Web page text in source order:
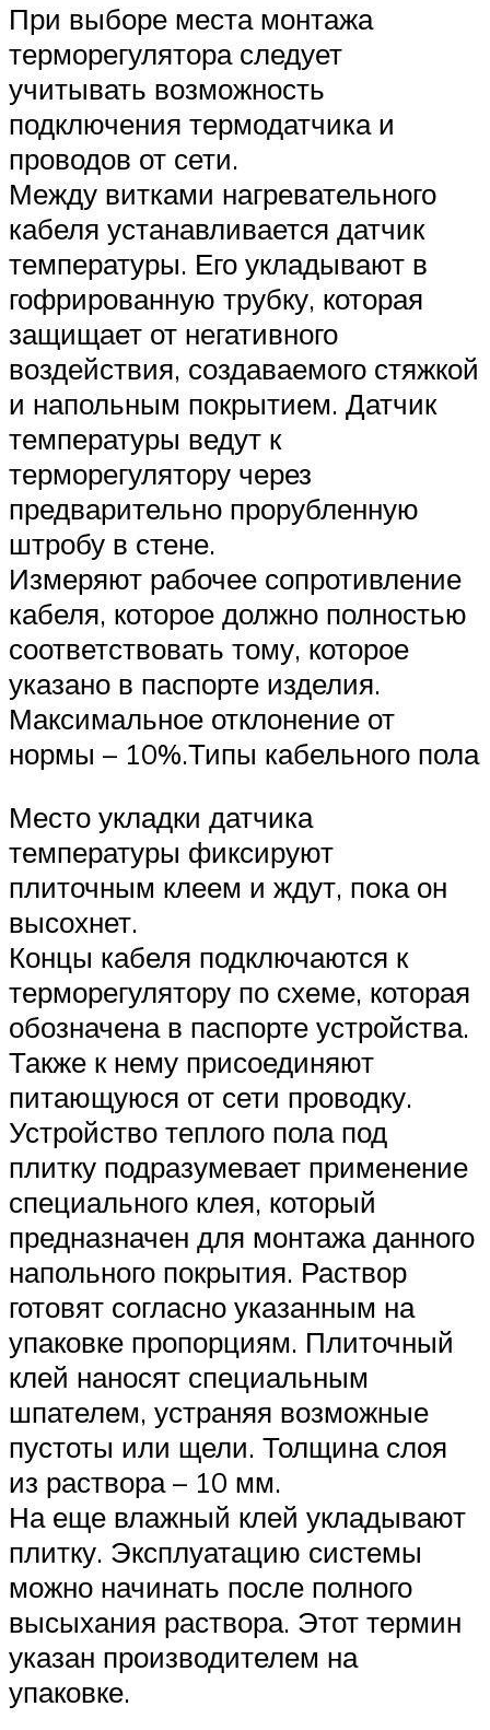
При выборе места монтажа
терморегулятора следует
учитывать возможность
подключения термодатчика и
проводов от сети.
Между витками нагревательного
кабеля устанавливается датчик
температуры. Его укладывают в
гофрированную трубку, которая
защищает от негативного
воздействия, создаваемого стяжкой
и напольным покрытием. Датчик
температуры ведут к
терморегулятору через
предварительно прорубленную
штробу в стене.
Измеряют рабочее сопротивление
кабеля, которое должно полностью
соответствовать тому, которое
указано в паспорте изделия.
Максимальное отклонение от
нормы – 10%.Типы кабельного пола
Место укладки датчика
температуры фиксируют
плиточным клеем и ждут, пока он
высохнет.
Концы кабеля подключаются к
терморегулятору по схеме, которая
обозначена в паспорте устройства.
Также к нему присоединяют
питающуюся от сети проводку.
Устройство теплого пола под
плитку подразумевает применение
специального клея, который
предназначен для монтажа данного
напольного покрытия. Раствор
готовят согласно указанным на
упаковке пропорциям. Плиточный
клей наносят специальным
шпателем, устраняя возможные
пустоты или щели. Толщина слоя
из раствора – 10 мм.
На еще влажный клей укладывают
плитку. Эксплуатацию системы
можно начинать после полного
высыхания раствора. Этот термин
указан производителем на
упаковке.